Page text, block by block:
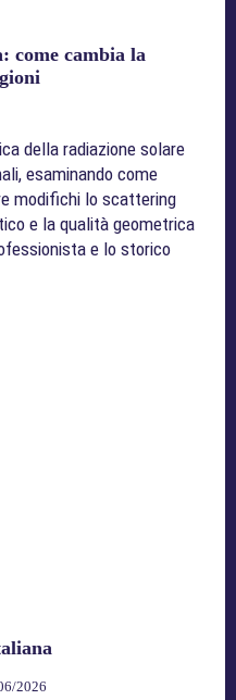
come cambia la
della radiazione solare
esaminando come
modifichi lo scattering
e la qualità geometrica
e lo storico
2026